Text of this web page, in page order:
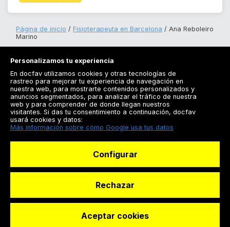
Página de inicio Fisioterapeuta en Barcelona
Ana Reboleiro
Marino
Registrarse
Docfav
© Dashboard Technologies S.L
Personalizamos tu experiencia
En docfav utilizamos cookies y otras tecnologías de
rastreo para mejorar tu experiencia de navegación en
nuestra web, para mostrarte contenidos personalizados y
anuncios segmentados, para analizar el tráfico de nuestra
web y para comprender de donde llegan nuestros
visitantes. Si das tu consentimiento a continuación, docfav
usará cookies y datos:
Más información sobre cómo Google usa tus datos
Configurar
Rechazar
Aceptar cookies